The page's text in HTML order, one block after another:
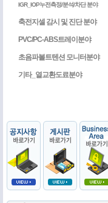
IGR_IOP누전측정/분석/차단 분야
축전지셀 감시 및 진단 분야
PVC/PC-ABS트레이분야
초음파볼트텐션 모니터분야
기타_열교환도료분야